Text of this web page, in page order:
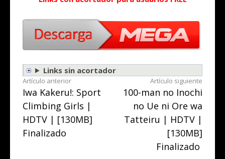
Links sin acortador
Seguir
leyendo
Artículo anterior
Iwa Kakeru!: Sport
Climbing Girls |
HDTV | [130MB]
Finalizado
Artículo siguiente
100-man no Inochi
no Ue ni Ore wa
Tatteiru | HDTV |
[130MB]
Finalizado